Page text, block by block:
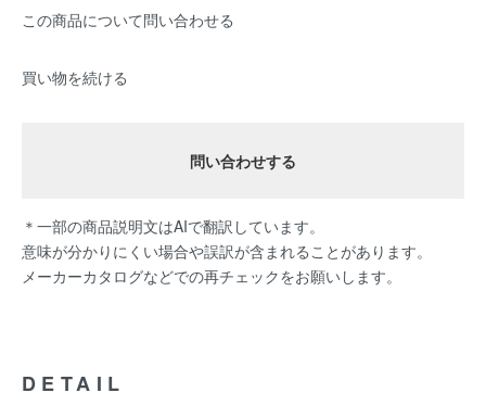
この商品について問い合わせる
買い物を続ける
問い合わせする
＊一部の商品説明文はAIで翻訳しています。
意味が分かりにくい場合や誤訳が含まれることがあります。
メーカーカタログなどでの再チェックをお願いします。
DETAIL